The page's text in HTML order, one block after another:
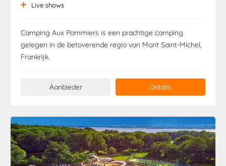
Live shows
Camping Aux Pommiers is een prachtige camping
gelegen in de betoverende regio van Mont Saint-Michel,
Frankrijk.
Aanbieder Details